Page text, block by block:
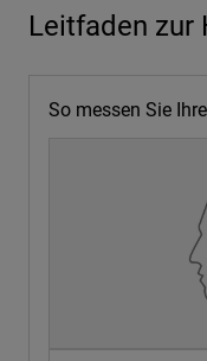
Leitfaden zur
So messen Sie